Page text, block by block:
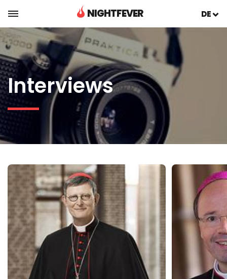
NIGHTFEVER DE
Interviews